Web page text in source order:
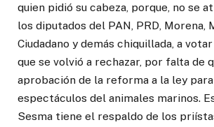
quien pidió su cabeza, porque, no se
los diputados del PAN, PRD, Morena,
Ciudadano y demás chiquillada, a
que se volvió a rechazar, por falta de
aprobación de la reforma a la ley
espectáculos del animales marinos.
Sesma tiene el respaldo de los